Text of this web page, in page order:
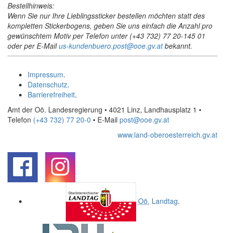
Bestellhinweis:
Wenn Sie nur Ihre Lieblingssticker bestellen möchten statt des
kompletten Stickerbogens, geben Sie uns einfach die Anzahl pro
gewünschtem Motiv per Telefon unter (+43 732) 77 20-145 01
oder per E-Mailus-kundenbuero.post@ooe.gv.atbekannt.
Impressum.
Datenschutz.
Barrierefreiheit.
Amt der Oö. Landesregierung • 4021 Linz, Landhausplatz 1 •
Telefon (+43 732) 77 20-0 • E-Mail post@ooe.gv.at
www.land-oberoesterreich.gv.at
Oö. Landtag.